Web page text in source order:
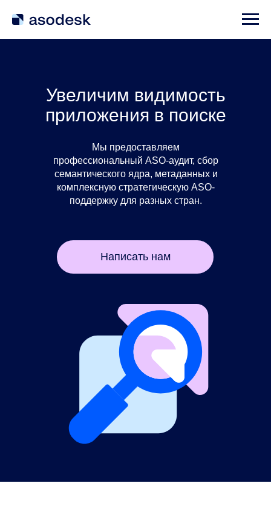
Мы предоставляем
профессиональный ASO-аудит, сбор
семантического ядра, метаданных и
комплексную стратегическую ASO-
поддержку для разных стран.
Увеличим видимость
приложения в поиске
Написать нам